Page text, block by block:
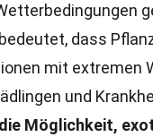
dass
mit extremen
und
Möglichkeit,